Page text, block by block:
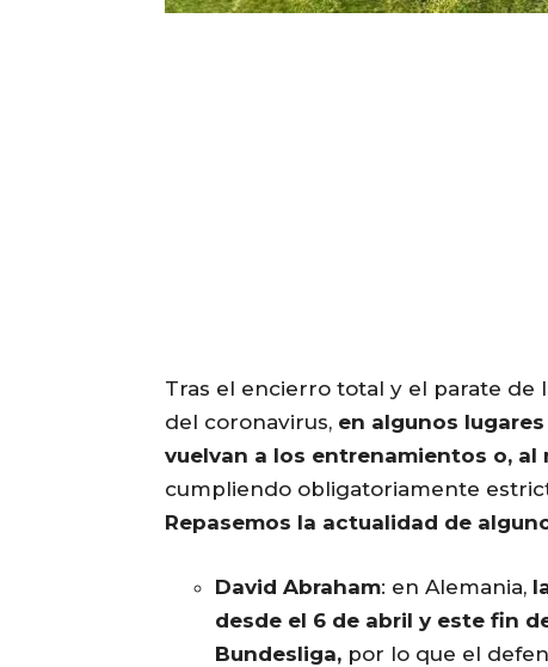
Tras el encierro total y el parate de
del coronavirus, en algunos
vuelvan a los entrenamientos o, al
cumpliendo obligatoriamente
Repasemos la actualidad de
David Abraham: en Alemania,
desde el 6 de abril y este fin
Bundesliga, por lo que el